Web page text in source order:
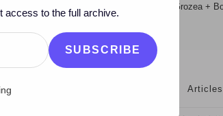
> > Istorie VLOG: Florin Grozea +
Articles
access to the full archive.
SUBSCRIBE